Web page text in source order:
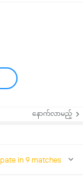
နောက်လာမည့်
in 9 matches